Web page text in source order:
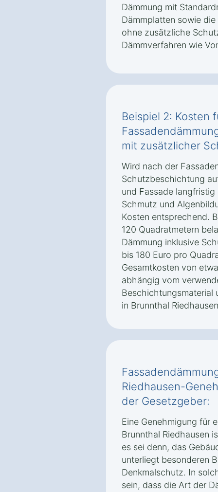
Dämmung mit
Dämmplatten sowie
ohne zusätzliche
Dämmverfahren wie
Beispiel 2: Kosten
mit zusätzlicher
Wird nach der
Schutzbeschichtung
und Fassade
Schmutz und
Kosten entsprechend.
120 Quadratmetern
Dämmung inklusive
bis 180 Euro pro
Gesamtkosten von
abhängig vom
Beschichtungsmaterial
in Brunnthal
Riedhausen-
der Gesetzgeber:
Eine Genehmigung für
Brunnthal Riedhausen
es sei denn, das
unterliegt besonderen
Denkmalschutz. In
sein, dass die Art der